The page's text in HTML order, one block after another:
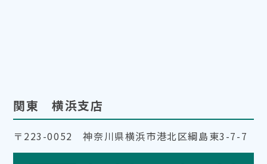
関東 横浜支店
〒223-0052 神奈川県横浜市港北区綱島東3-7-7